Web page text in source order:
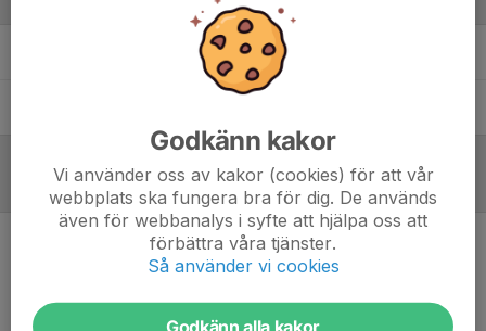
Lagledare
Referat
Inget referat skrivet
Godkänn kakor
Vi använder oss av kakor (cookies) för att vår
webbplats ska fungera bra för dig. De används
även för webbanalys i syfte att hjälpa oss att
förbättra våra tjänster.
Så använder vi cookies
Godkänn alla kakor